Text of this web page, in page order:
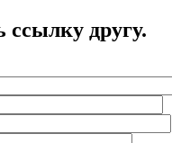
ссылку другу.